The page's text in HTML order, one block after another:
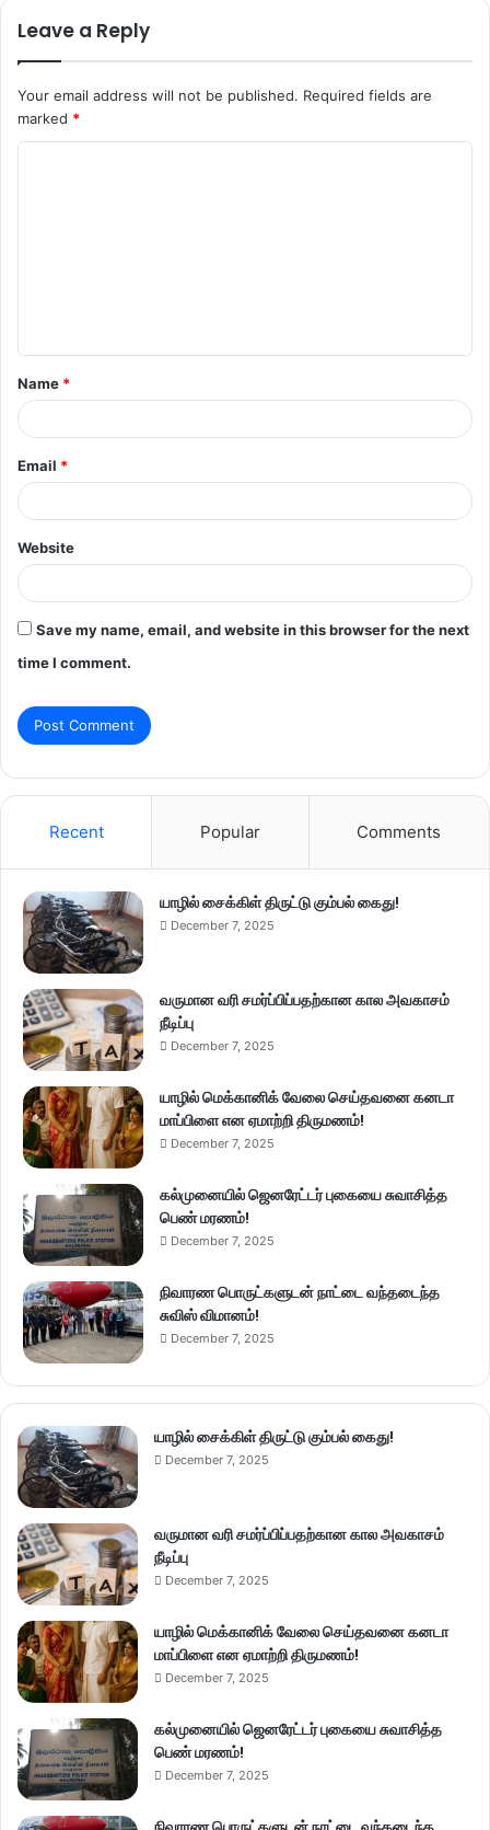
Leave a Reply
Your email address will not be published. Required fields are
marked *
t
*
Name *
Email *
Website
Save my name, email, and website in this browser for the next
time I comment.
Recent Popular Comments
யாழில் சைக்கிள் திருட்டு கும்பல் கைது!
December 7, 2025
வருமான வரி சமர்ப்பிப்பதற்கான கால அவகாசம்
நீடிப்பு
December 7, 2025
யாழில் மெக்கானிக் வேலை செய்தவனை கனடா
மாப்பிளை என ஏமாற்றி திருமணம்!
December 7, 2025
கல்முனையில் ஜெனரேட்டர் புகையை சுவாசித்த
பெண் மரணம்!
December 7, 2025
நிவாரண பொருட்களுடன் நாட்டை வந்தடைந்த
சுவிஸ் விமானம்!
December 7, 2025
யாழில் சைக்கிள் திருட்டு கும்பல் கைது!
December 7, 2025
வருமான வரி சமர்ப்பிப்பதற்கான கால அவகாசம்
நீடிப்பு
December 7, 2025
யாழில் மெக்கானிக் வேலை செய்தவனை கனடா
மாப்பிளை என ஏமாற்றி திருமணம்!
December 7, 2025
கல்முனையில் ஜெனரேட்டர் புகையை சுவாசித்த
பெண் மரணம்!
December 7, 2025